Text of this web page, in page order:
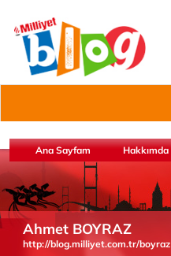
Ana Sayfam Hakkımda
Ahmet BOYRAZ
http://blog.milliyet.com.tr/boyraz